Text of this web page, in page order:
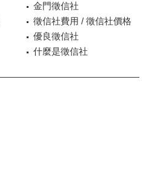
金門徵信社
徵信社費用 / 徵信社價格
優良徵信社
什麼是徵信社